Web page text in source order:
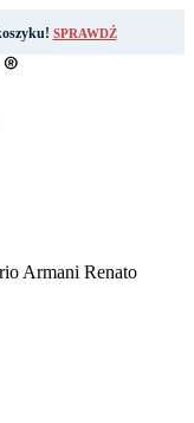
SPRAWDŹ
Armani Renato